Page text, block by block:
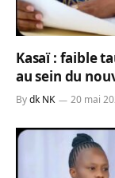
Kasaï : faible
au sein du
Bydk NK 20 mai